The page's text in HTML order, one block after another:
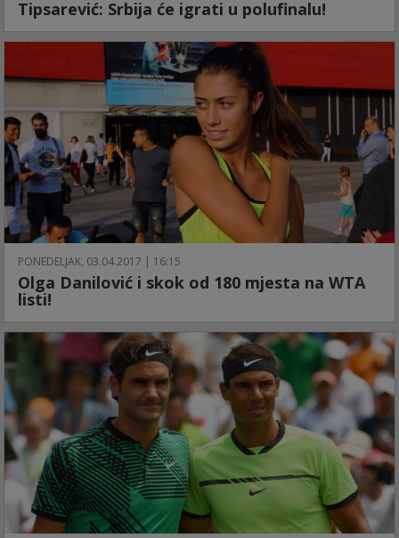
Tipsarević: Srbija će igrati u polufinalu!
PONEDELJAK, 03.04.2017 | 16:15
Olga Danilović i skok od 180 mjesta na WTA
listi!